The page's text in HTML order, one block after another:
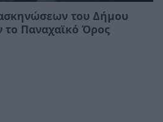
του Δήμου
το Παναχαϊκό Όρος